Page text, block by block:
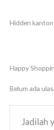
Hidden
Happy
Belum ada
Jadilah